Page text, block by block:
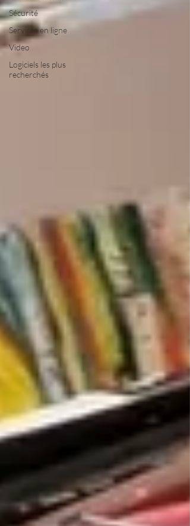
Sécurité
Services en ligne
Video
Logiciels les plus
recherchés